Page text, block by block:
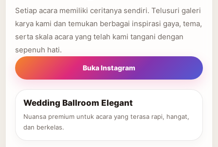
Setiap acara memiliki ceritanya sendiri. Telusuri galeri
karya kami dan temukan berbagai inspirasi gaya, tema,
serta skala acara yang telah kami tangani dengan
sepenuh hati.
Buka Instagram
Wedding Ballroom Elegant
Nuansa premium untuk acara yang terasa rapi, hangat,
dan berkelas.